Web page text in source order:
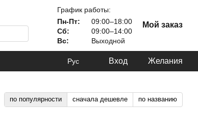
График работы:
Пн-Пт:
09:00–18:00
Сб:
09:00–14:00
Вс:
Выходной
Мой заказ
Рус Вход Желания
по популярности сначала дешевле по названию